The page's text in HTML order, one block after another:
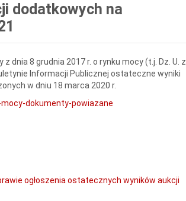
dodatkowych na
dnia 8 grudnia 2017 r. o rynku mocy (t.j. Dz. U. z
Informacji Publicznej ostateczne wyniki
w dniu 18 marca 2020 r.
dokumenty-powiazane
ogłoszenia ostatecznych wyników aukcji